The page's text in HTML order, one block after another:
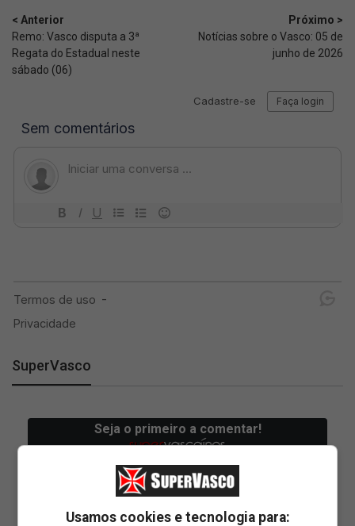
< Anterior
Remo: Vasco disputa a 3ª
Regata do Estadual neste
sábado (06)
Próximo >
Notícias sobre o Vasco: 05 de
junho de 2026
SuperVasco
Usamos cookies e tecnologia para: